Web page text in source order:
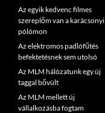
Az egyik kedvenc filmes
szereplőm van a karácsonyi
pólómon
Az elektromos padlófűtés
befektetésnek sem utolsó
Az MLM hálózatunk egy új
taggal bővült
Az MLM mellett új
vállalkozásba fogtam